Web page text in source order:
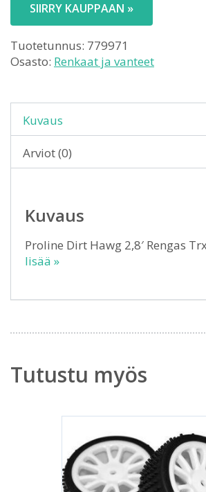
SIIRRY KAUPPAAN »
Tuotetunnus: 779971
Osasto: Renkaat ja vanteet
Kuvaus
Arviot (0)
Kuvaus
Proline Dirt Hawg 2,8′ Rengas
lisää »
Tutustu myös